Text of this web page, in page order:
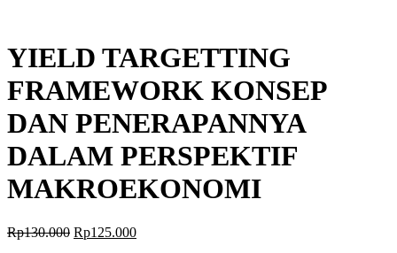
YIELD TARGETTING
FRAMEWORK KONSEP
DAN PENERAPANNYA
DALAM PERSPEKTIF
MAKROEKONOMI
Rp130.000 Rp125.000